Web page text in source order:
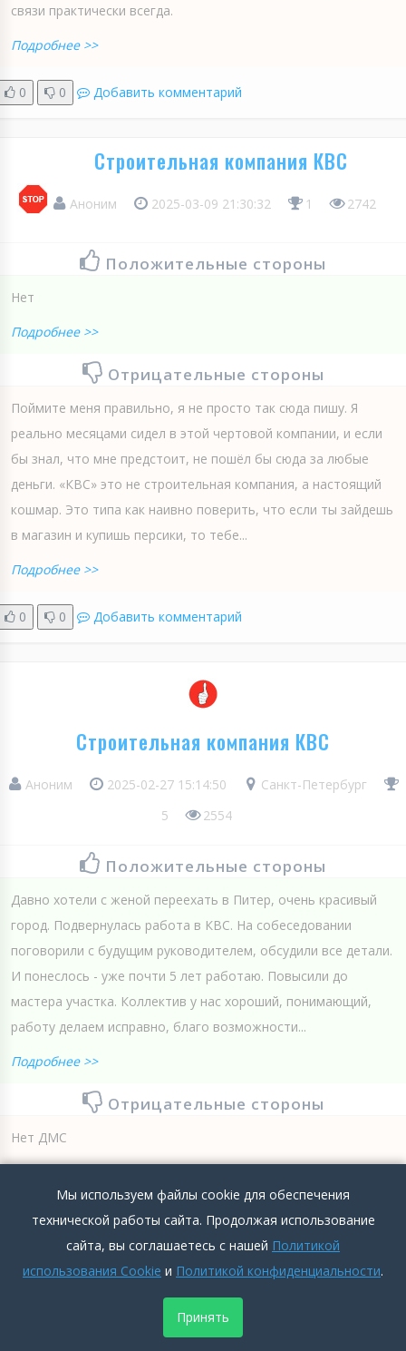
связи практически всегда.
Подробнее >>
0 0 Добавить комментарий
Строительная компания КВС
Аноним 2025-03-09 21:30:32 1 2742
Положительные стороны
Нет
Подробнее >>
Отрицательные стороны
Поймите меня правильно, я не просто так сюда пишу. Я
реально месяцами сидел в этой чертовой компании, и если
бы знал, что мне предстоит, не пошёл бы сюда за любые
деньги. «КВС» это не строительная компания, а настоящий
кошмар. Это типа как наивно поверить, что если ты зайдешь
в магазин и купишь персики, то тебе...
Подробнее >>
0 0 Добавить комментарий
Строительная компания КВС
Аноним 2025-02-27 15:14:50
Санкт-Петербург
5
2554
Положительные стороны
Давно хотели с женой переехать в Питер, очень красивый
город. Подвернулась работа в КВС. На собеседовании
поговорили с будущим руководителем, обсудили все детали.
И понеслось - уже почти 5 лет работаю. Повысили до
мастера участка. Коллектив у нас хороший, понимающий,
работу делаем исправно, благо возможности...
Подробнее >>
Отрицательные стороны
Нет ДМС
0 Добавить комментарий
Строительная компания КВС
Мы используем файлы cookie для обеспечения
технической работы сайта. Продолжая использование
сайта, вы соглашаетесь с нашей Политикой
использования Cookie и Политикой конфиденциальности.
Принять